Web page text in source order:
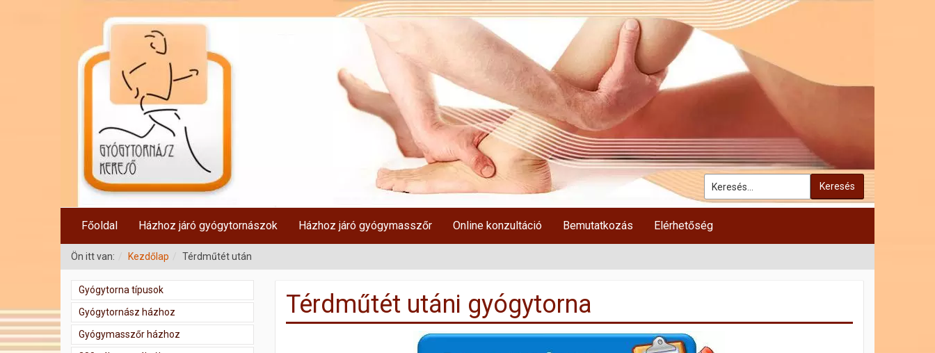
Keresés
Főoldal Házhoz járó gyógytornászok Házhoz járó gyógymasszőr Online konzultáció Bemutatkozás Elérhetőség
Ön itt van: Kezdőlap Térdműtét után
Térdműtét utáni gyógytorna
Gyógytorna típusok
Gyógytornász házhoz
Gyógymasszőr házhoz